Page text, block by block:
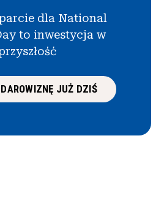
dla National
to inwestycja w
JUŻ DZIŚ